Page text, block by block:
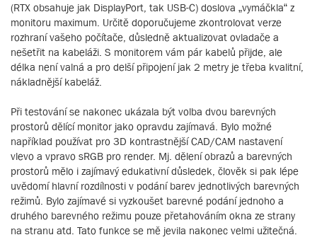
(RTX obsahuje jak DisplayPort, tak USB-C) doslova „vymáčkla“ z
monitoru maximum. Určitě doporučujeme zkontrolovat verze
rozhraní vašeho počítače, důsledně aktualizovat ovladače a
nešetřit na kabeláži. S monitorem vám pár kabelů přijde, ale
délka není valná a pro delší připojení jak 2 metry je třeba kvalitní,
nákladnější kabeláž.
Při testování se nakonec ukázala být volba dvou barevných
prostorů dělící monitor jako opravdu zajímavá. Bylo možné
například používat pro 3D kontrastnější CAD/CAM nastavení
vlevo a vpravo sRGB pro render. Mj. dělení obrazů a barevných
prostorů mělo i zajímavý edukativní důsledek, člověk si pak lépe
uvědomí hlavní rozdílnosti v podání barev jednotlivých barevných
režimů. Bylo zajímavé si vyzkoušet barevné podání jednoho a
druhého barevného režimu pouze přetahováním okna ze strany
na stranu atd. Tato funkce se mě jevila nakonec velmi užitečná.